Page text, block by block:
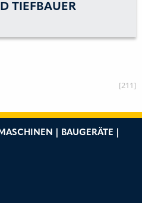
TIEFBAUER
[211]
| BAUGERÄTE |